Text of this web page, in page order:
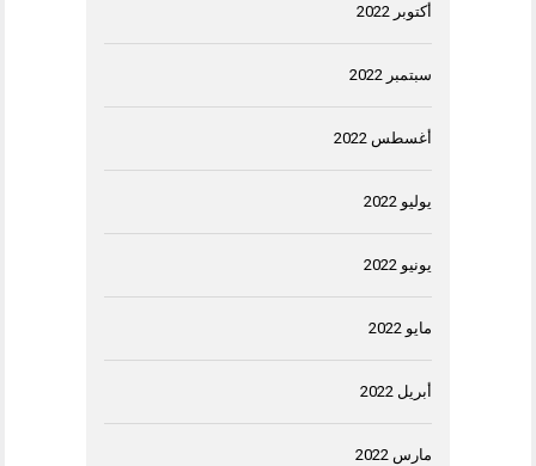
أكتوبر 2022
سبتمبر 2022
أغسطس 2022
يوليو 2022
يونيو 2022
مايو 2022
أبريل 2022
مارس 2022